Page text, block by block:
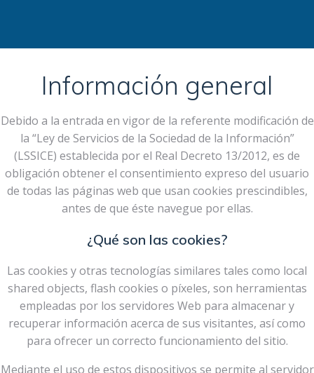
Información general
Debido a la entrada en vigor de la referente modificación de
la “Ley de Servicios de la Sociedad de la Información”
(LSSICE) establecida por el Real Decreto 13/2012, es de
obligación obtener el consentimiento expreso del usuario
de todas las páginas web que usan cookies prescindibles,
antes de que éste navegue por ellas.
¿Qué son las cookies?
Las cookies y otras tecnologías similares tales como local
shared objects, flash cookies o píxeles, son herramientas
empleadas por los servidores Web para almacenar y
recuperar información acerca de sus visitantes, así como
para ofrecer un correcto funcionamiento del sitio.
Mediante el uso de estos dispositivos se permite al servidor